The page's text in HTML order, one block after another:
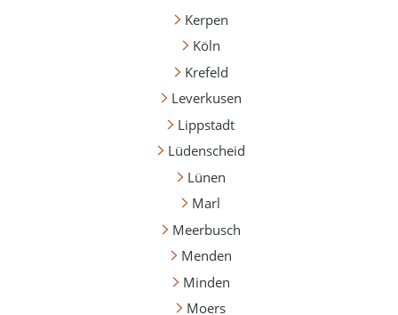
Kerpen
Köln
Krefeld
Leverkusen
Lippstadt
Lüdenscheid
Lünen
Marl
Meerbusch
Menden
Minden
Moers